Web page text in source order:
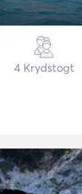
4 Krydstogt